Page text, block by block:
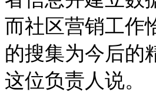
而社区营销工作
的搜集为今后的
这位负责人说。